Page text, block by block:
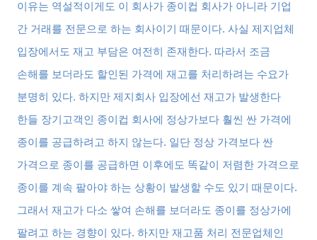
이유는 역설적이게도 이 회사가 종이컵 회사가 아니라 기업
간 거래를 전문으로 하는 회사이기 때문이다.사실 제지업체
입장에서도 재고 부담은 여전히 존재한다. 따라서 조금
손해를 보더라도 할인된 가격에 재고를 처리하려는 수요가
분명히 있다.하지만 제지회사 입장에선 재고가 발생한다
한들 장기고객인 종이컵 회사에 정상가보다 훨씬 싼 가격에
종이를 공급하려고 하지 않는다. 일단 정상 가격보다 싼
가격으로 종이를 공급하면 이후에도 똑같이 저렴한 가격으로
종이를 계속 팔아야 하는 상황이 발생할 수도 있기 때문이다.
그래서 재고가 다소 쌓여 손해를 보더라도 종이를 정상가에
팔려고 하는 경향이 있다.하지만 재고품 처리 전문업체인